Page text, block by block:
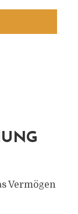
Vermögen